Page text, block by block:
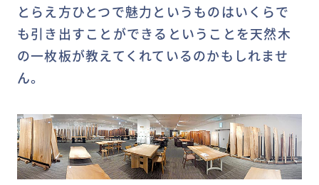
とらえ方ひとつで魅力というものはいくらで
も引き出すことができるということを天然木
の一枚板が教えてくれているのかもしれませ
ん。